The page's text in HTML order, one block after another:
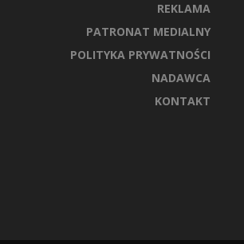
REKLAMA
PATRONAT MEDIALNY
POLITYKA PRYWATNOŚCI
NADAWCA
KONTAKT